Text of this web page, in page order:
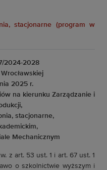
stacjonarne (program w
2024-2028
2025 r.
na kierunku Zarządzanie i
stacjonarne,
Mechanicznym
z art. 53 ust. 1 i art. 67 ust. 1
o szkolnictwie wyższym i